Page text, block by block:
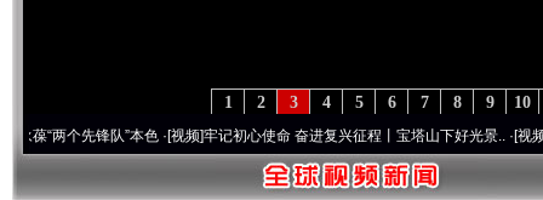
10
9
8
7
6
5
4
3
2
1
先锋队”本色·[视频]牢记初心使命 奋进复兴征程丨宝塔山下好光景..·[视频]因党而